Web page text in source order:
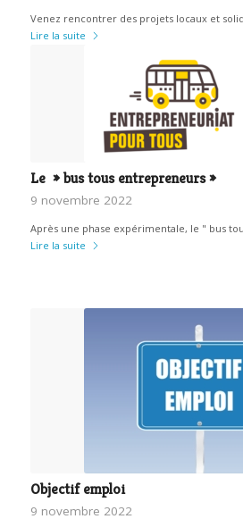
Venez rencontrer des projets locaux et
Lire la suite
Le » bus tous entrepreneurs »
9 novembre 2022
Après une phase expérimentale, le " bus
Lire la suite
Objectif emploi
9 novembre 2022